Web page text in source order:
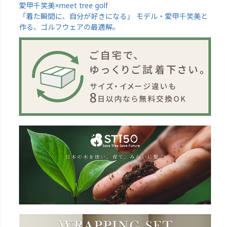
愛甲千笑美×meet tree golf
「着た瞬間に、自分が好きになる」 モデル・愛甲千笑美と
作る、ゴルフウェアの最適解。